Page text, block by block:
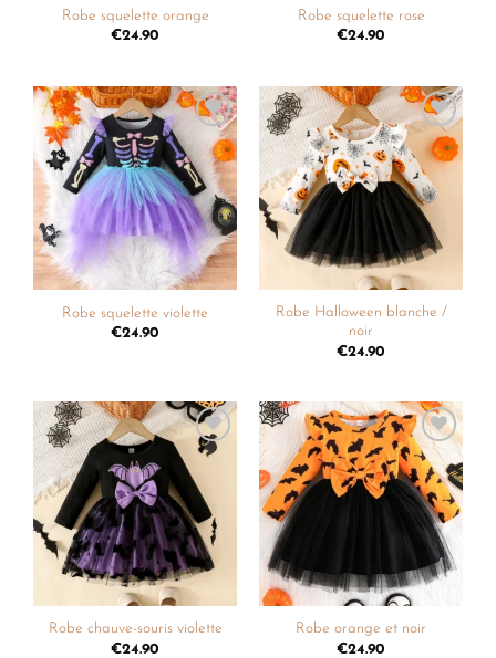
Robe squelette orange
€24.90
Robe squelette rose
€24.90
Ajouter
à la
liste de
souhaits
Robe squelette violette
€24.90
Ajouter
à la
liste de
souhaits
Robe Halloween blanche /
noir
€24.90
Ajouter
liste de
souhaits
Robe chauve-souris violette
€24.90
Ajouter
à la
liste de
souhaits
Robe orange et noir
€24.90